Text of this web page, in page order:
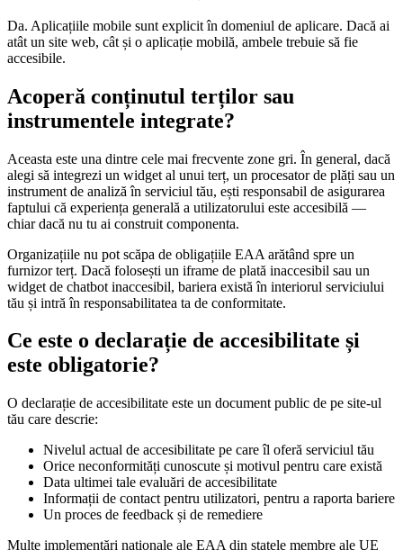
Da. Aplicațiile mobile sunt explicit în domeniul de aplicare. Dacă ai
atât un site web, cât și o aplicație mobilă, ambele trebuie să fie
accesibile.
Acoperă conținutul terților sau
instrumentele integrate?
Aceasta este una dintre cele mai frecvente zone gri. În general, dacă
alegi să integrezi un widget al unui terț, un procesator de plăți sau un
instrument de analiză în serviciul tău, ești responsabil de asigurarea
faptului că experiența generală a utilizatorului este accesibilă —
chiar dacă nu tu ai construit componenta.
Organizațiile nu pot scăpa de obligațiile EAA arătând spre un
furnizor terț. Dacă folosești un iframe de plată inaccesibil sau un
widget de chatbot inaccesibil, bariera există în interiorul serviciului
tău și intră în responsabilitatea ta de conformitate.
Ce este o declarație de accesibilitate și
este obligatorie?
O declarație de accesibilitate este un document public de pe site-ul
tău care descrie:
Nivelul actual de accesibilitate pe care îl oferă serviciul tău
Orice neconformități cunoscute și motivul pentru care există
Data ultimei tale evaluări de accesibilitate
Informații de contact pentru utilizatori, pentru a raporta bariere
Un proces de feedback și de remediere
Multe implementări naționale ale EAA din statele membre ale UE